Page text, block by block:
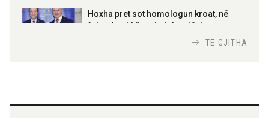
100-vjetori i themelimit të
Urdhrit të Skënderbeut
Hoxha pret sot homologun kroat, në
fokus bashkëpunimi dypalësh
partneritetit strategjik
TË GJITHA